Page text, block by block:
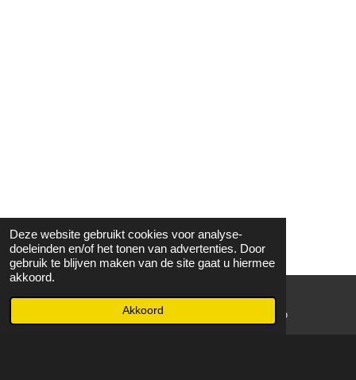
Deze website gebruikt cookies voor analyse-
doeleinden en/of het tonen van advertenties. Door
gebruik te blijven maken van de site gaat u hiermee
akkoord.
Akkoord WhatsApp